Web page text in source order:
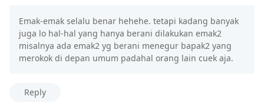
Emak-emak selalu benar hehehe. tetapi kadang banyak
juga lo hal-hal yang hanya berani dilakukan emak2
misalnya ada emak2 yg berani menegur bapak2 yang
merokok di depan umum padahal orang lain cuek aja.
Reply